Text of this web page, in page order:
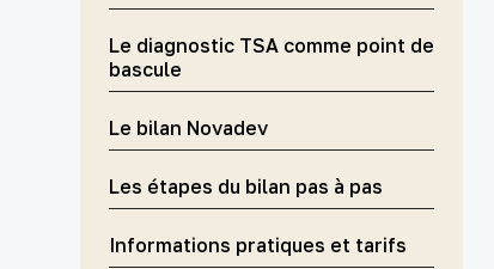
Le diagnostic TSA comme point de
bascule
Le bilan Novadev
Les étapes du bilan pas à pas
Informations pratiques et tarifs